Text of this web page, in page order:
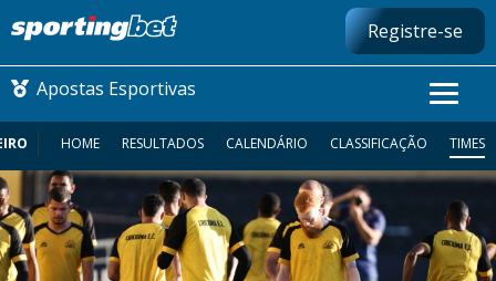
Registre-se
Apostas Esportivas
CONMEBOL LIBERTADORES
FUTEBOL NACIONAL
HOME RESULTADOS CALENDÁRIO CLASSIFICAÇÃO TIMES